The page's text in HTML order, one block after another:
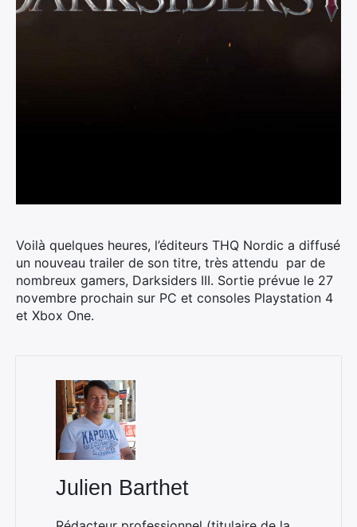
Voilà quelques heures, l’éditeurs THQ Nordic a diffusé
un nouveau trailer de son titre, très attendu par de
nombreux gamers, Darksiders III. Sortie prévue le 27
novembre prochain sur PC et consoles Playstation 4
et Xbox One.
Julien Barthet